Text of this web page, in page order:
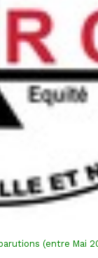
(entre Mai